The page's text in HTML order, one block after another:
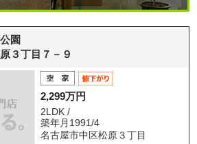
園
３丁目７－９
2,299万円
2LDK /
築年月1991/4
名古屋市中区松原３丁目